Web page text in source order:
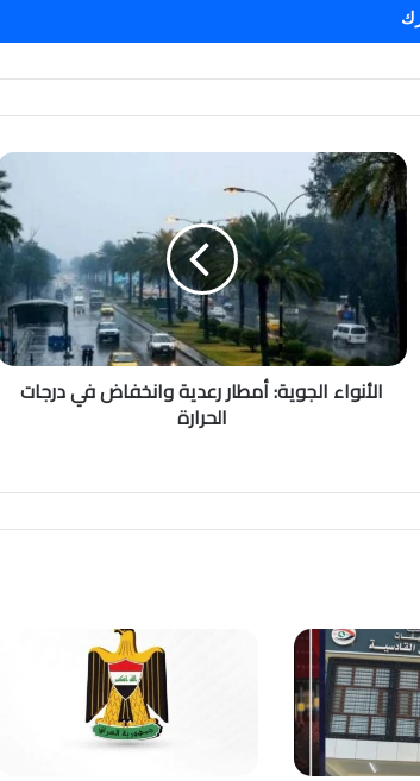
الأنواء الجوية: أمطار رعدية وانخفاض في درجات
الحرارة